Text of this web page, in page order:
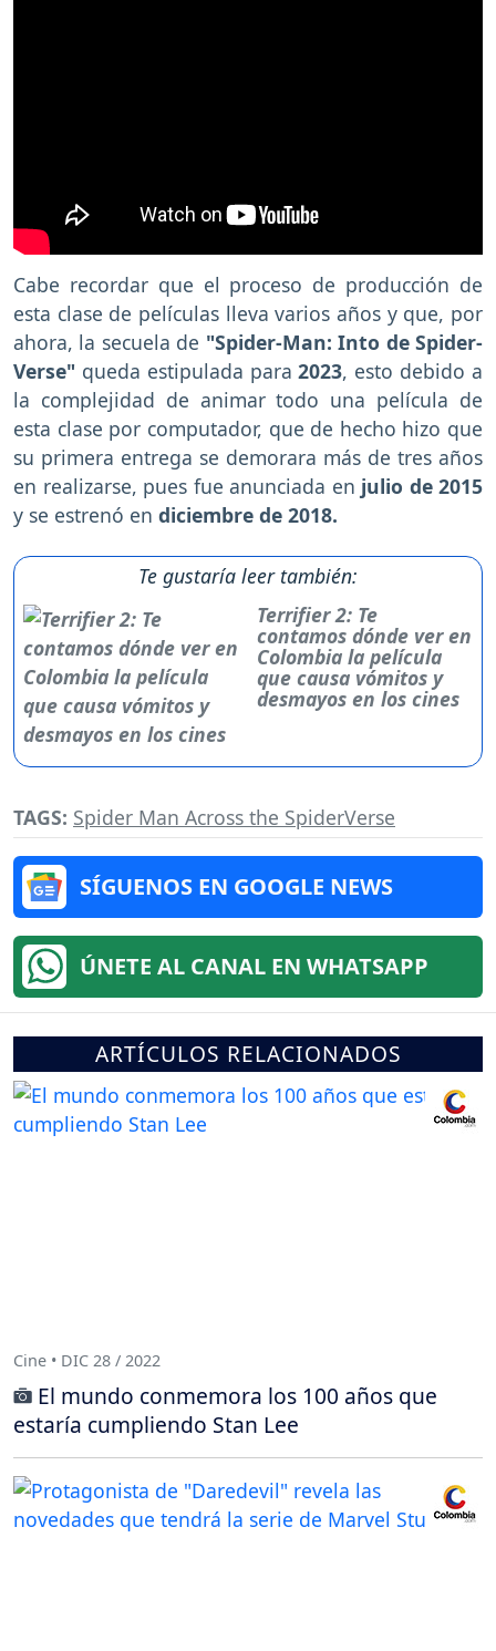
Cabe recordar que el proceso de producción de
esta clase de películas lleva varios años y que, por
ahora, la secuela de "Spider-Man: Into de Spider-
Verse" queda estipulada para 2023, esto debido a
la complejidad de animar todo una película de
esta clase por computador, que de hecho hizo que
su primera entrega se demorara más de tres años
en realizarse, pues fue anunciada en julio de 2015
y se estrenó en diciembre de 2018.
Te gustaría leer también:
Terrifier 2: Te
contamos dónde ver en
Colombia la película
que causa vómitos y
desmayos en los cines
TAGS: Spider Man Across the SpiderVerse
SÍGUENOS EN GOOGLE NEWS
ÚNETE AL CANAL EN WHATSAPP
ARTÍCULOS RELACIONADOS
Cine • DIC 28 / 2022
El mundo conmemora los 100 años que
estaría cumpliendo Stan Lee